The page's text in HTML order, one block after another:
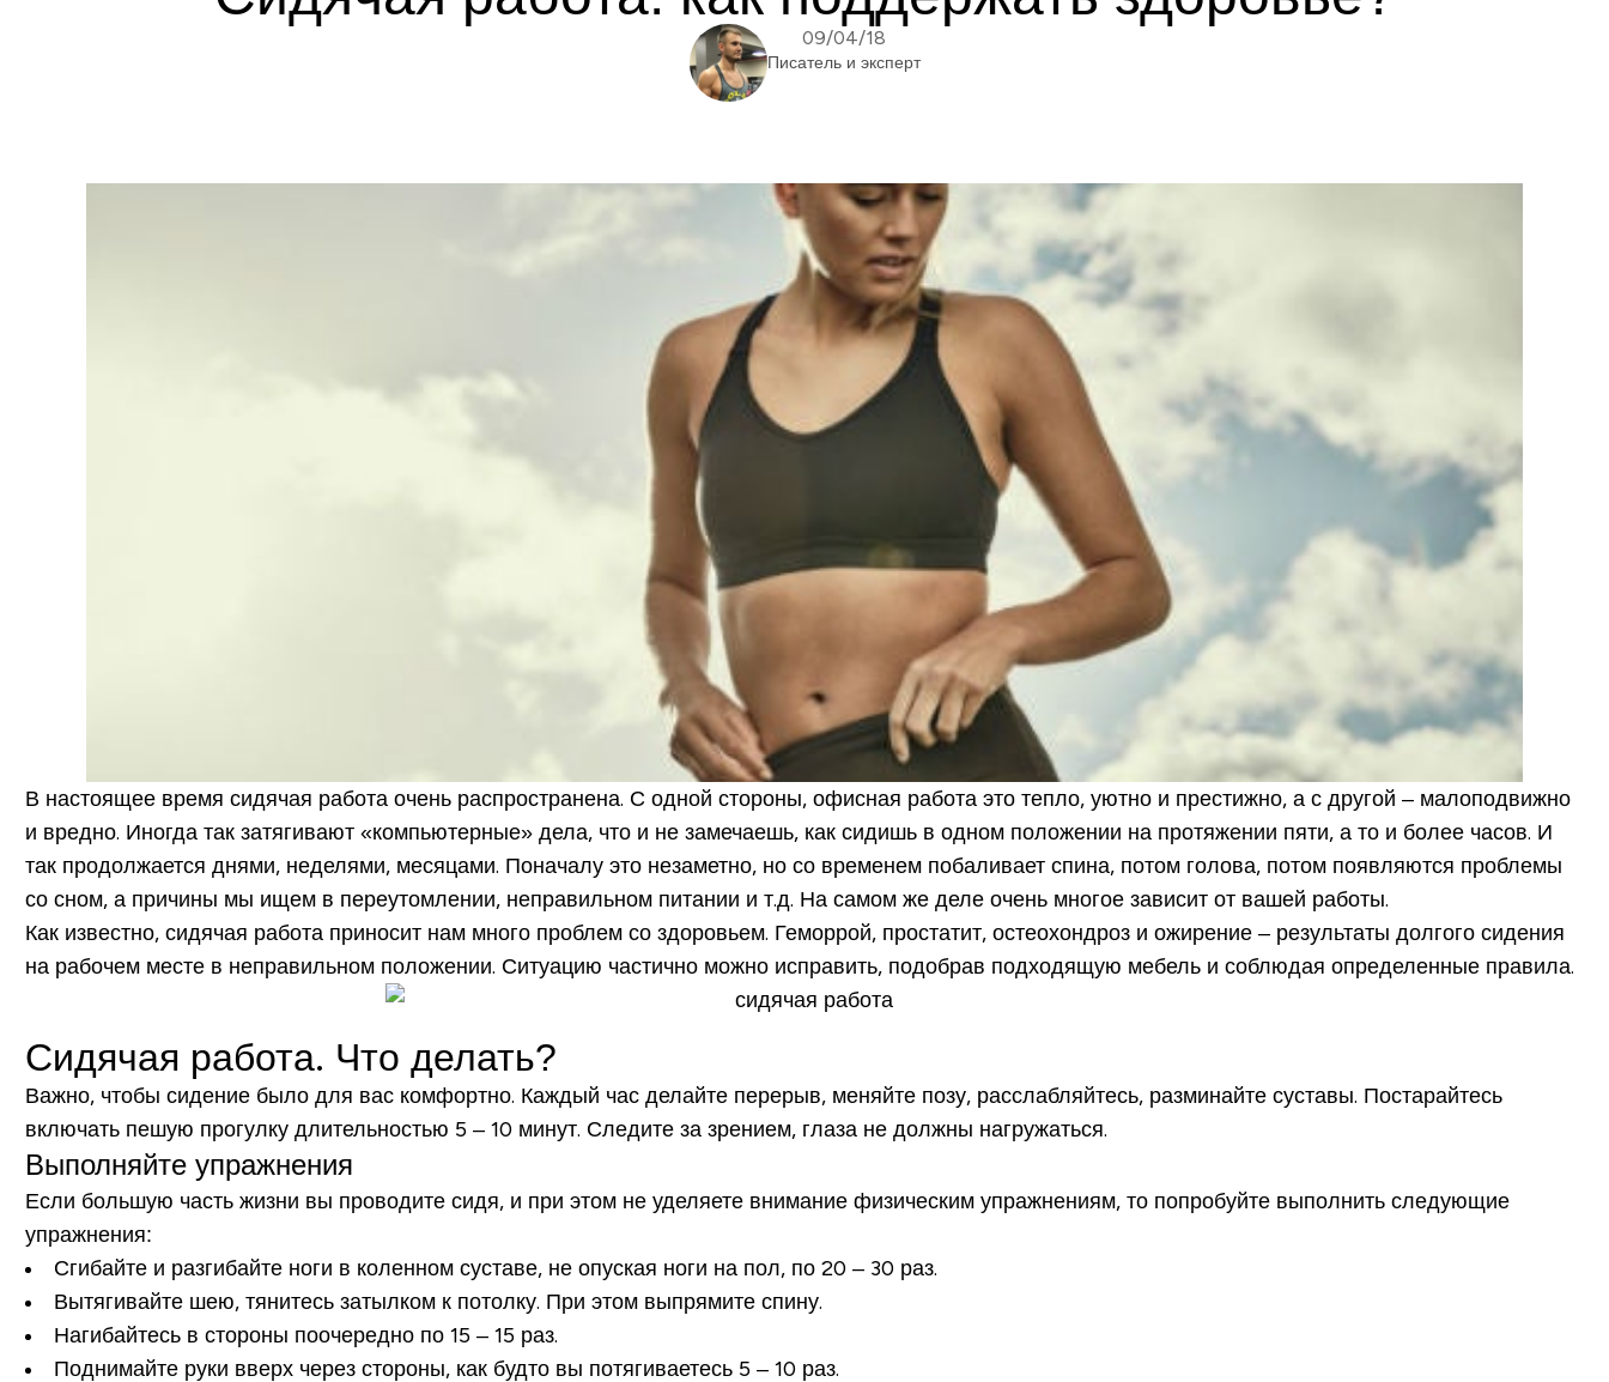
09/04/18
Писатель и эксперт
В настоящее время сидячая работа очень распространена. С одной стороны, офисная работа это тепло, уютно и престижно, а с другой – малоподвижно
и вредно. Иногда так затягивают «компьютерные» дела, что и не замечаешь, как сидишь в одном положении на протяжении пяти, а то и более часов. И
так продолжается днями, неделями, месяцами. Поначалу это незаметно, но со временем побаливает спина, потом голова, потом появляются проблемы
со сном, а причины мы ищем в переутомлении, неправильном питании и т.д. На самом же деле очень многое зависит от вашей работы.
Как известно, сидячая работа приносит нам много проблем со здоровьем. Геморрой, простатит, остеохондроз и ожирение – результаты долгого сидения
на рабочем месте в неправильном положении. Ситуацию частично можно исправить, подобрав подходящую мебель и соблюдая определенные правила.
Сидячая работа. Что делать?
Важно, чтобы сидение было для вас комфортно. Каждый час делайте перерыв, меняйте позу, расслабляйтесь, разминайте суставы. Постарайтесь
включать пешую прогулку длительностью 5 – 10 минут. Следите за зрением, глаза не должны нагружаться.
Выполняйте упражнения
Если большую часть жизни вы проводите сидя, и при этом не уделяете внимание физическим упражнениям, то попробуйте выполнить следующие
упражнения:
Сгибайте и разгибайте ноги в коленном суставе, не опуская ноги на пол, по 20 – 30 раз.
Вытягивайте шею, тянитесь затылком к потолку. При этом выпрямите спину.
Нагибайтесь в стороны поочередно по 15 – 15 раз.
Поднимайте руки вверх через стороны, как будто вы потягиваетесь 5 – 10 раз.